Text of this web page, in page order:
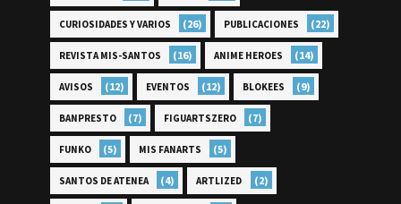
CURIOSIDADES Y VARIOS (26) PUBLICACIONES (22)
REVISTA MIS-SANTOS (16) ANIME HEROES (14)
AVISOS (12) EVENTOS (12) BLOKEES (9)
BANPRESTO (7) FIGUARTSZERO (7)
FUNKO (5) MIS FANARTS (5)
SANTOS DE ATENEA (4) ARTLIZED (2)